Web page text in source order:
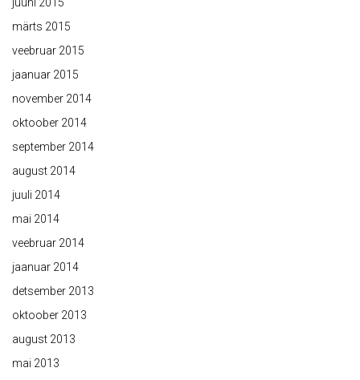
juuni 2015
märts 2015
veebruar 2015
jaanuar 2015
november 2014
oktoober 2014
september 2014
august 2014
juuli 2014
mai 2014
veebruar 2014
jaanuar 2014
detsember 2013
oktoober 2013
august 2013
mai 2013